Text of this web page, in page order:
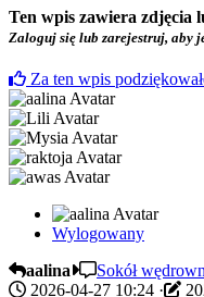
Ten wpis zawiera zdjęcia
Zaloguj się lub zarejestruj, aby
Za ten wpis
Wylogowany
aalina
Sokół
2026-04-27 10:24 ·